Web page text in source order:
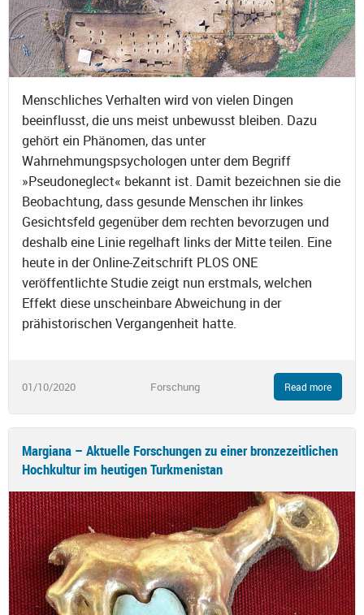
Menschliches Verhalten wird von vielen Dingen
beeinflusst, die uns meist unbewusst bleiben. Dazu
gehört ein Phänomen, das unter
Wahrnehmungspsychologen unter dem Begriff
»Pseudoneglect« bekannt ist. Damit bezeichnen sie die
Beobachtung, dass gesunde Menschen ihr linkes
Gesichtsfeld gegenüber dem rechten bevorzugen und
deshalb eine Linie regelhaft links der Mitte teilen. Eine
heute in der Online-Zeitschrift PLOS ONE
veröffentlichte Studie zeigt nun erstmals, welchen
Effekt diese unscheinbare Abweichung in der
prähistorischen Vergangenheit hatte.
01/10/2020 Forschung Read more
Margiana – Aktuelle Forschungen zu einer bronzezeitlichen
Hochkultur im heutigen Turkmenistan